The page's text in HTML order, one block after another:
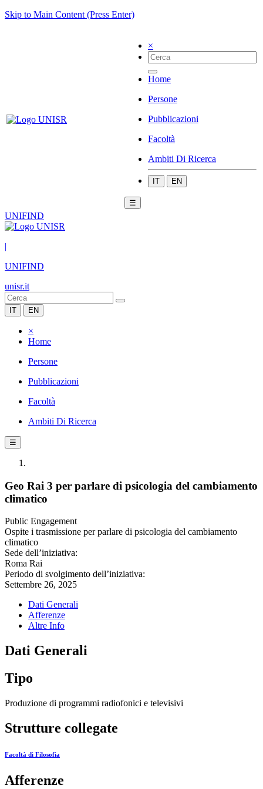
Skip to Main Content (Press Enter)
×
Home
Persone
Pubblicazioni
Facoltà
Ambiti Di Ricerca
IT EN
☰
UNIFIND
|
UNIFIND
unisr.it
IT EN
×
Home
Persone
Pubblicazioni
Facoltà
Ambiti Di Ricerca
☰
Geo Rai 3 per parlare di psicologia del cambiamento
climatico
Public Engagement
Ospite i trasmissione per parlare di psicologia del cambiamento
climatico
Sede dell’iniziativa:
Roma Rai
Periodo di svolgimento dell’iniziativa:
Settembre 26, 2025
Dati Generali
Afferenze
Altre Info
Dati Generali
Tipo
Produzione di programmi radiofonici e televisivi
Strutture collegate
Facoltà di Filosofia
Afferenze